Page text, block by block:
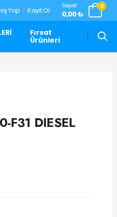
Yap / Kayıt Ol
Sepet:
0,00 ₺
0
Fırsat
Ürünleri
F31 DIESEL